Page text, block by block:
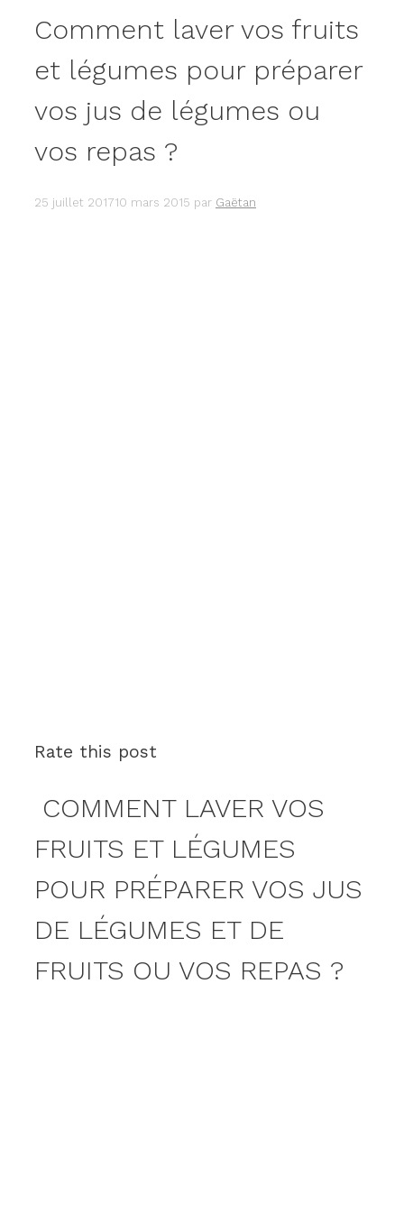
Comment laver vos fruits
et légumes pour préparer
vos jus de légumes ou
vos repas ?
25 juillet 201710 mars 2015 par Gaëtan
Rate this post
COMMENT LAVER VOS
FRUITS ET LÉGUMES
POUR PRÉPARER VOS JUS
DE LÉGUMES ET DE
FRUITS OU VOS REPAS ?